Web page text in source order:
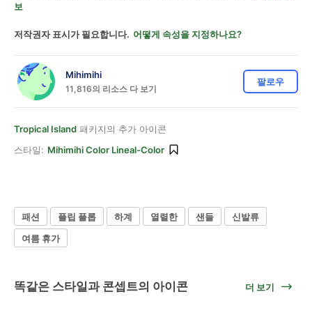
보
저작권자 표시가 필요합니다. 어떻게 속성을 지정하나요?
Mihimihi
11,816의 리소스 다 보기
팔로우
Tropical Island 패키지의 추가 아이콘
스타일: Mihimihi Color Lineal-Color
패션 플립 플롭 하계 열렬한 샌들
신발류
여름 휴가
똑같은 스타일과 콘셉트의 아이콘 더 보기